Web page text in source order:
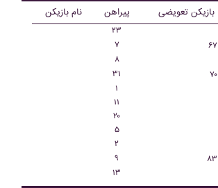
نام بازیکن پیراهن بازیکن تعویضی
۲۳
۷
۶۷
۸
۳۱
۷۰
۱
۱۱
۲۰
۵
۲
۹
۸۳
۱۳